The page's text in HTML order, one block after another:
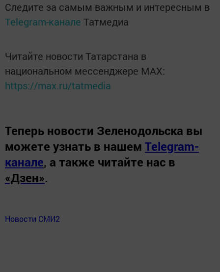
Следите за самым важным и интересным в
Telegram-канале Татмедиа
Читайте новости Татарстана в
национальном мессенджере MАХ:
https://max.ru/tatmedia
Теперь новости Зеленодольска вы
можете узнать в нашем Telegram-
канале, а также читайте нас в
«Дзен».
Новости СМИ2